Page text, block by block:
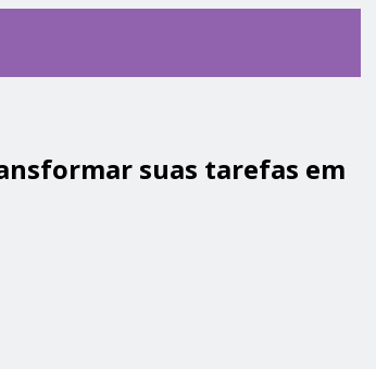
suas tarefas em